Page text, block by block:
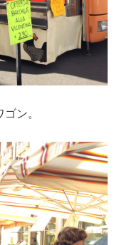
ン。